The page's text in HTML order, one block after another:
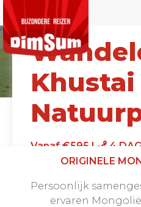
Khustai
Vanaf €595 | 4
ORIGINELE
Persoonlijk
ervaren